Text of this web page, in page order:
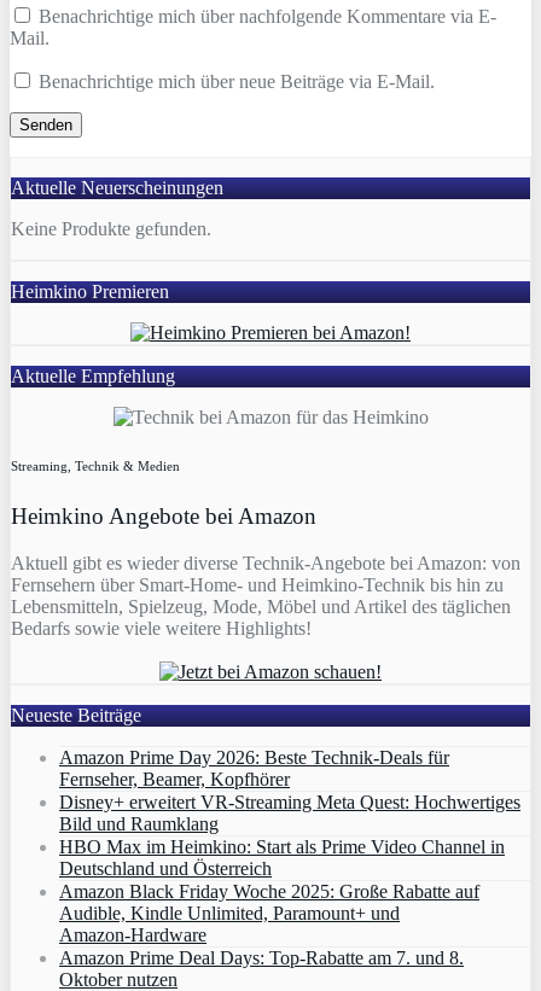
Benachrichtige mich über nachfolgende Kommentare via E-
Mail.
Benachrichtige mich über neue Beiträge via E-Mail.
Aktuelle Neuerscheinungen
Keine Produkte gefunden.
Heimkino Premieren
Aktuelle Empfehlung
Streaming, Technik & Medien
Heimkino Angebote bei Amazon
Aktuell gibt es wieder diverse Technik-Angebote bei Amazon: von
Fernsehern über Smart-Home- und Heimkino-Technik bis hin zu
Lebensmitteln, Spielzeug, Mode, Möbel und Artikel des täglichen
Bedarfs sowie viele weitere Highlights!
Neueste Beiträge
Amazon Prime Day 2026: Beste Technik-Deals für
Fernseher, Beamer, Kopfhörer
Disney+ erweitert VR‑Streaming Meta Quest: Hochwertiges
Bild und Raumklang
HBO Max im Heimkino: Start als Prime Video Channel in
Deutschland und Österreich
Amazon Black Friday Woche 2025: Große Rabatte auf
Audible, Kindle Unlimited, Paramount+ und
Amazon‑Hardware
Amazon Prime Deal Days: Top-Rabatte am 7. und 8.
Oktober nutzen